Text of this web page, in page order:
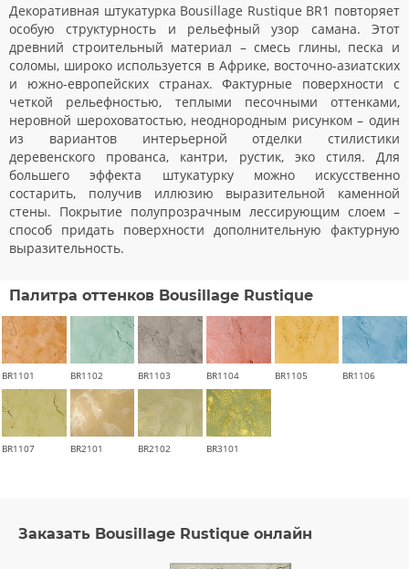
Декоративная штукатурка Bousillage Rustique BR1 повторяет
особую структурность и рельефный узор самана. Этот
древний строительный материал – смесь глины, песка и
соломы, широко используется в Африке, восточно-азиатских
и южно-европейских странах. Фактурные поверхности с
четкой рельефностью, теплыми песочными оттенками,
неровной шероховатостью, неоднородным рисунком – один
из вариантов интерьерной отделки стилистики
деревенского прованса, кантри, рустик, эко стиля. Для
большего эффекта штукатурку можно искусственно
состарить, получив иллюзию выразительной каменной
стены. Покрытие полупрозрачным лессирующим слоем –
способ придать поверхности дополнительную фактурную
выразительность.
Палитра оттенков Bousillage Rustique
BR1101 BR1102 BR1103 BR1104 BR1105 BR1106
BR1107 BR2101 BR2102 BR3101
Заказать Bousillage Rustique онлайн